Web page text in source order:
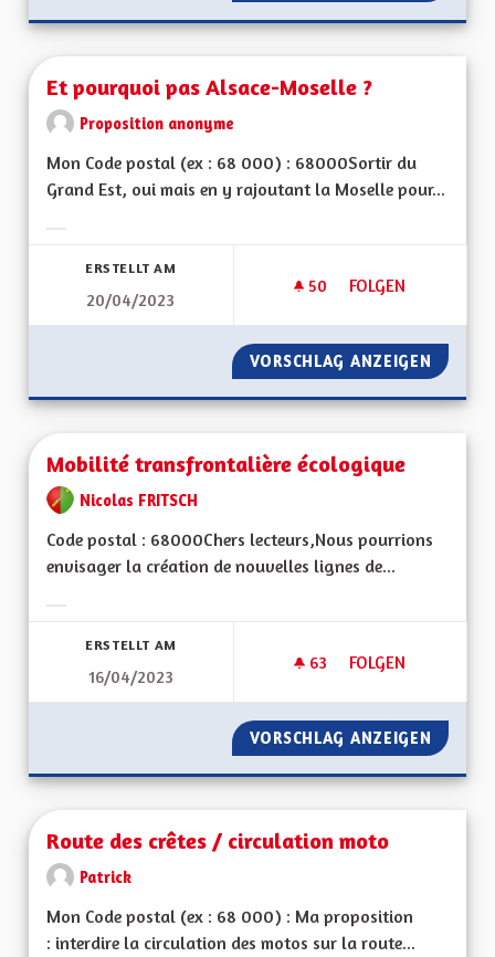
Et pourquoi pas Alsace-Moselle ?
Proposition anonyme
Mon Code postal (ex : 68 000) : 68000Sortir du
Grand Est, oui mais en y rajoutant la Moselle pour...
ERSTELLT AM
20/04/2023
50 50 FOLLOWER
FOLGEN
ET POURQUOI PAS
VORSCHLAG ANZEIGEN ET
Mobilité transfrontalière écologique
Nicolas FRITSCH
Code postal : 68000Chers lecteurs,Nous pourrions
envisager la création de nouvelles lignes de...
ERSTELLT AM
16/04/2023
63 63 FOLLOWER
FOLGEN
MOBILITÉ
VORSCHLAG ANZEIGEN
Route des crêtes / circulation moto
Patrick
Mon Code postal (ex : 68 000) : Ma proposition
: interdire la circulation des motos sur la route...